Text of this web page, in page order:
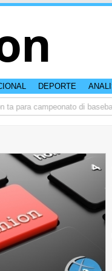
DEPORTE
campeonato di baseball